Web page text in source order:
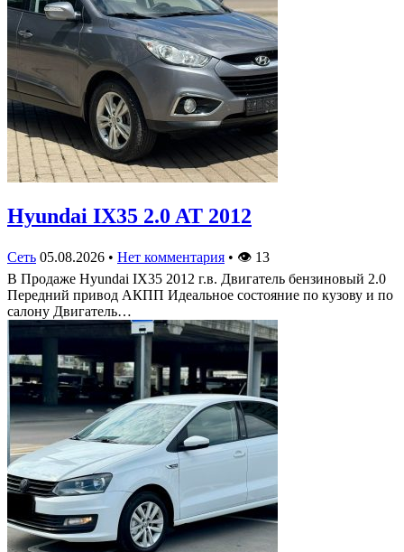
Hyundai IX35 2.0 AT 2012
Сеть 05.08.2026 • Нет комментария • 👁 13
В Продаже Hyundai IX35 2012 г.в. Двигатель бензиновый 2.0
Передний привод АКПП Идеальное состояние по кузову и по
салону Двигатель…